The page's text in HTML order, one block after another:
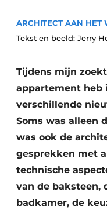
ARCHITECT AAN HET
Tekst en beeld: Jerry
Tijdens mijn
appartement heb
verschillende
Soms was alleen
was ook de
gesprekken met
technische
van de baksteen,
badkamer, de